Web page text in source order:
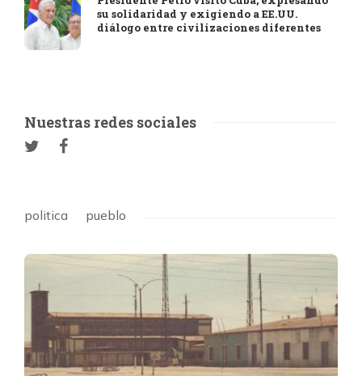
su solidaridad y exigiendo a EE.UU.
diálogo entre civilizaciones diferentes
Nuestras redes sociales
politica pueblo